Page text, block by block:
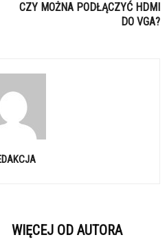
CZY MOŻNA PODŁĄCZYĆ HDMI
DO VGA?
WIĘCEJ OD AUTORA